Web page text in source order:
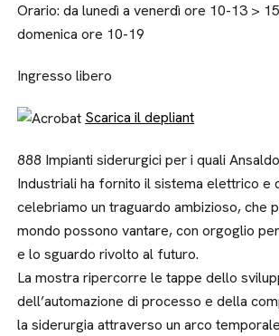
Orario: da lunedì a venerdì ore 10-13 >
domenica ore 10-19
Ingresso libero
Scarica il depliant
888 Impianti siderurgici per i quali
Industriali ha fornito il sistema elettrico e
celebriamo un traguardo ambizioso, che
mondo possono vantare, con orgoglio
e lo sguardo rivolto al futuro.
La mostra ripercorre le tappe dello
dell’automazione di processo e della
la siderurgia attraverso un arco